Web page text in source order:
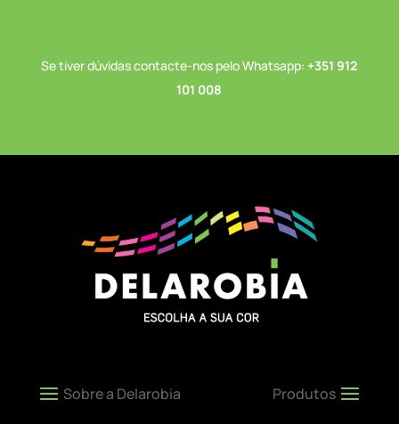
Se tiver dúvidas contacte-nos pelo Whatsapp: +351 912
101 008